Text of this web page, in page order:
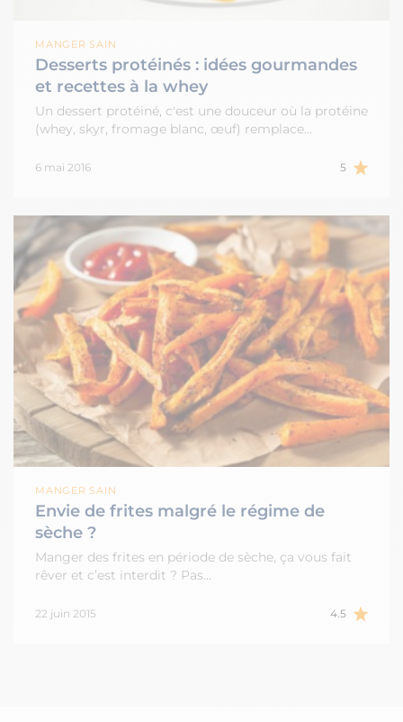
MANGER SAIN
Desserts protéinés : idées gourmandes
et recettes à la whey
Un dessert protéiné, c'est une douceur où la protéine
(whey, skyr, fromage blanc, œuf) remplace…
6 mai 2016 5
MANGER SAIN
Envie de frites malgré le régime de
sèche ?
Manger des frites en période de sèche, ça vous fait
rêver et c’est interdit ? Pas…
22 juin 2015 4.5